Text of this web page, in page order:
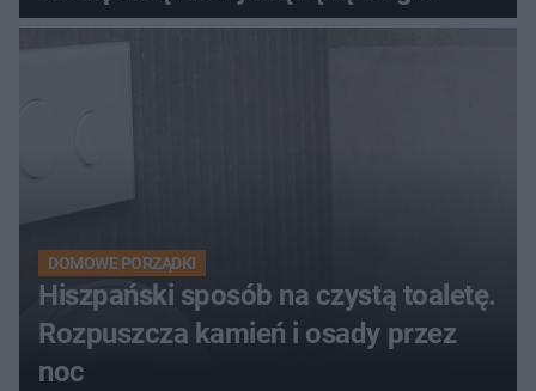
DOMOWE PORZĄDKI
Hiszpański sposób na czystą toaletę.
Rozpuszcza kamień i osady przez
noc